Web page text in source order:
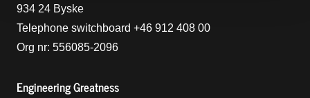
934 24 Byske
Telephone switchboard +46 912 408 00
Org nr: 556085-2096
Engineering Greatness